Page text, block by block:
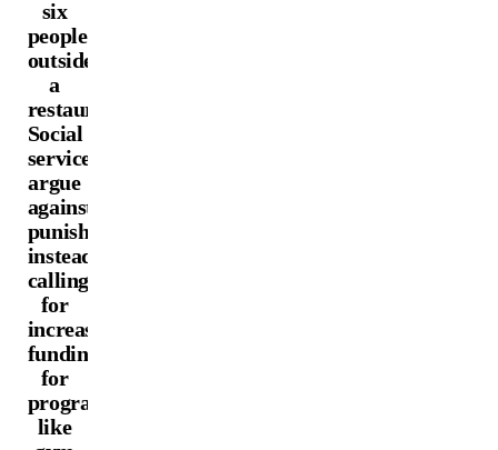
six
people
outside
a
restaurant.
Social
services
argue
against
punishment,
instead
calling
for
increased
funding
for
programs
like